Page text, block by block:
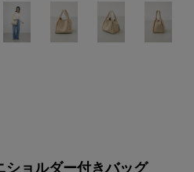
ショルダー付きバッグ